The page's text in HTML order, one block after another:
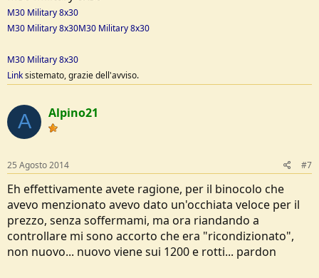
M30 Military 8x30
M30 Military 8x30M30 Military 8x30
M30 Military 8x30
Linksistemato, grazie dell'avviso.
A Alpino21
25 Agosto 2014 #7
Eh effettivamente avete ragione, per il binocolo che
avevo menzionato avevo dato un'occhiata veloce per il
prezzo, senza soffermami, ma ora riandando a
controllare mi sono accorto che era "ricondizionato",
non nuovo... nuovo viene sui 1200 e rotti... pardon